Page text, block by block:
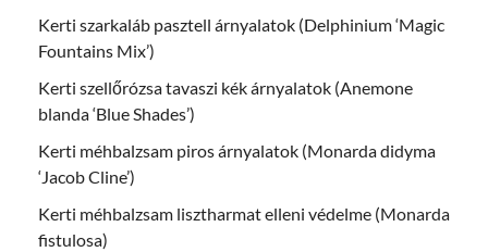
Kerti szarkaláb pasztell árnyalatok (Delphinium ‘Magic
Fountains Mix’)
Kerti szellőrózsa tavaszi kék árnyalatok (Anemone
blanda ‘Blue Shades’)
Kerti méhbalzsam piros árnyalatok (Monarda didyma
‘Jacob Cline’)
Kerti méhbalzsam lisztharmat elleni védelme (Monarda
fistulosa)